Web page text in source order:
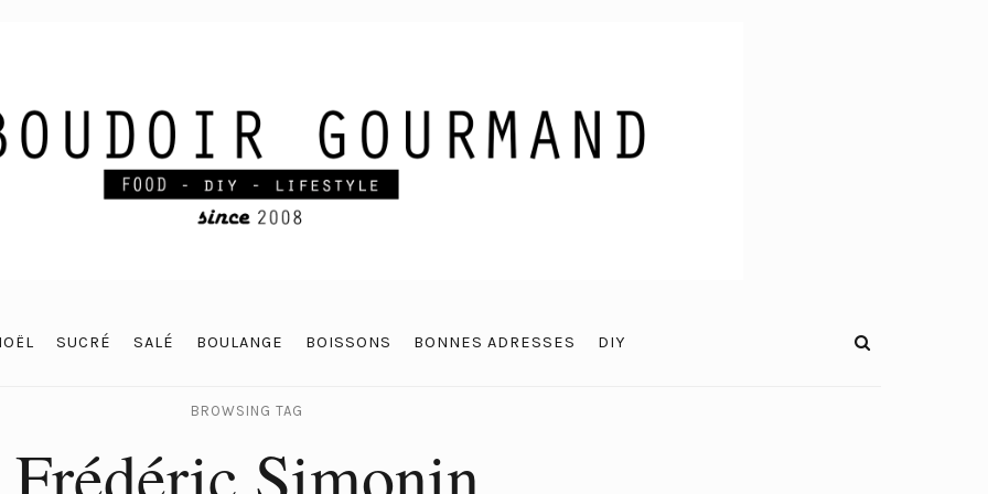
SUCRÉ SALÉ BOULANGE BOISSONS BONNES ADRESSES DIY
BROWSING TAG
Frédéric Simonin